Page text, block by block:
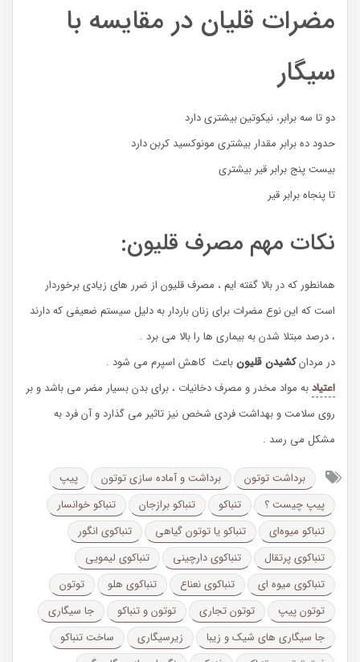
مضرات قلیان در مقایسه با
سیگار
دو تا سه برابر، نیکوتین بیشتری دارد
حدود ده برابر مقدار بیشتری مونوکسید کربن دارد
بیست پنج برابر قیر بیشتری
تا پنجاه برابر قیر
نکات مهم مصرف قلیون:
همانطور که در بالا گفته ایم ، مصرف قلیون از ضرر های زیادی برخوردار
است که این نوع مضرات برای زنان باردار به دلیل سیستم ضعیفی که دارند
، درصد مبتلا شدن به بیماری ها را بالا می برد .
در مردانکشیدن قلیونباعث کاهش اسپرم می شود .
اعتیادبه مواد مخدر و مصرف دخانیات ، برای بدن بسیار مضر می باشد و بر
روی سلامت و بهداشت فردی شخص نیز تاثیر می گذارد و آن فرد به
مشکل می رسد .
برداشت توتون برداشت و آماده­ سازی توتون
پیپ
پیپ چیست ؟
تنباکو تنباکو برازجان
تنباکو خوانسار
تنباکو میوه‌ای
تنباکو یا توتون گیاهی
تنباکوی انگور
تنباکوی پرتقال
تنباکوی دارچینی
تنباکوی لیمویی
تنباکوی میوه ای
تنباکوی نعناع تنباکوی هلو
توتون
توتون پیپ
توتون تجاری توتون و تنباکو
جا سیگاری
جا سیگاری های شیک و زیبا
زیرسیگاری
ساخت تنباکو